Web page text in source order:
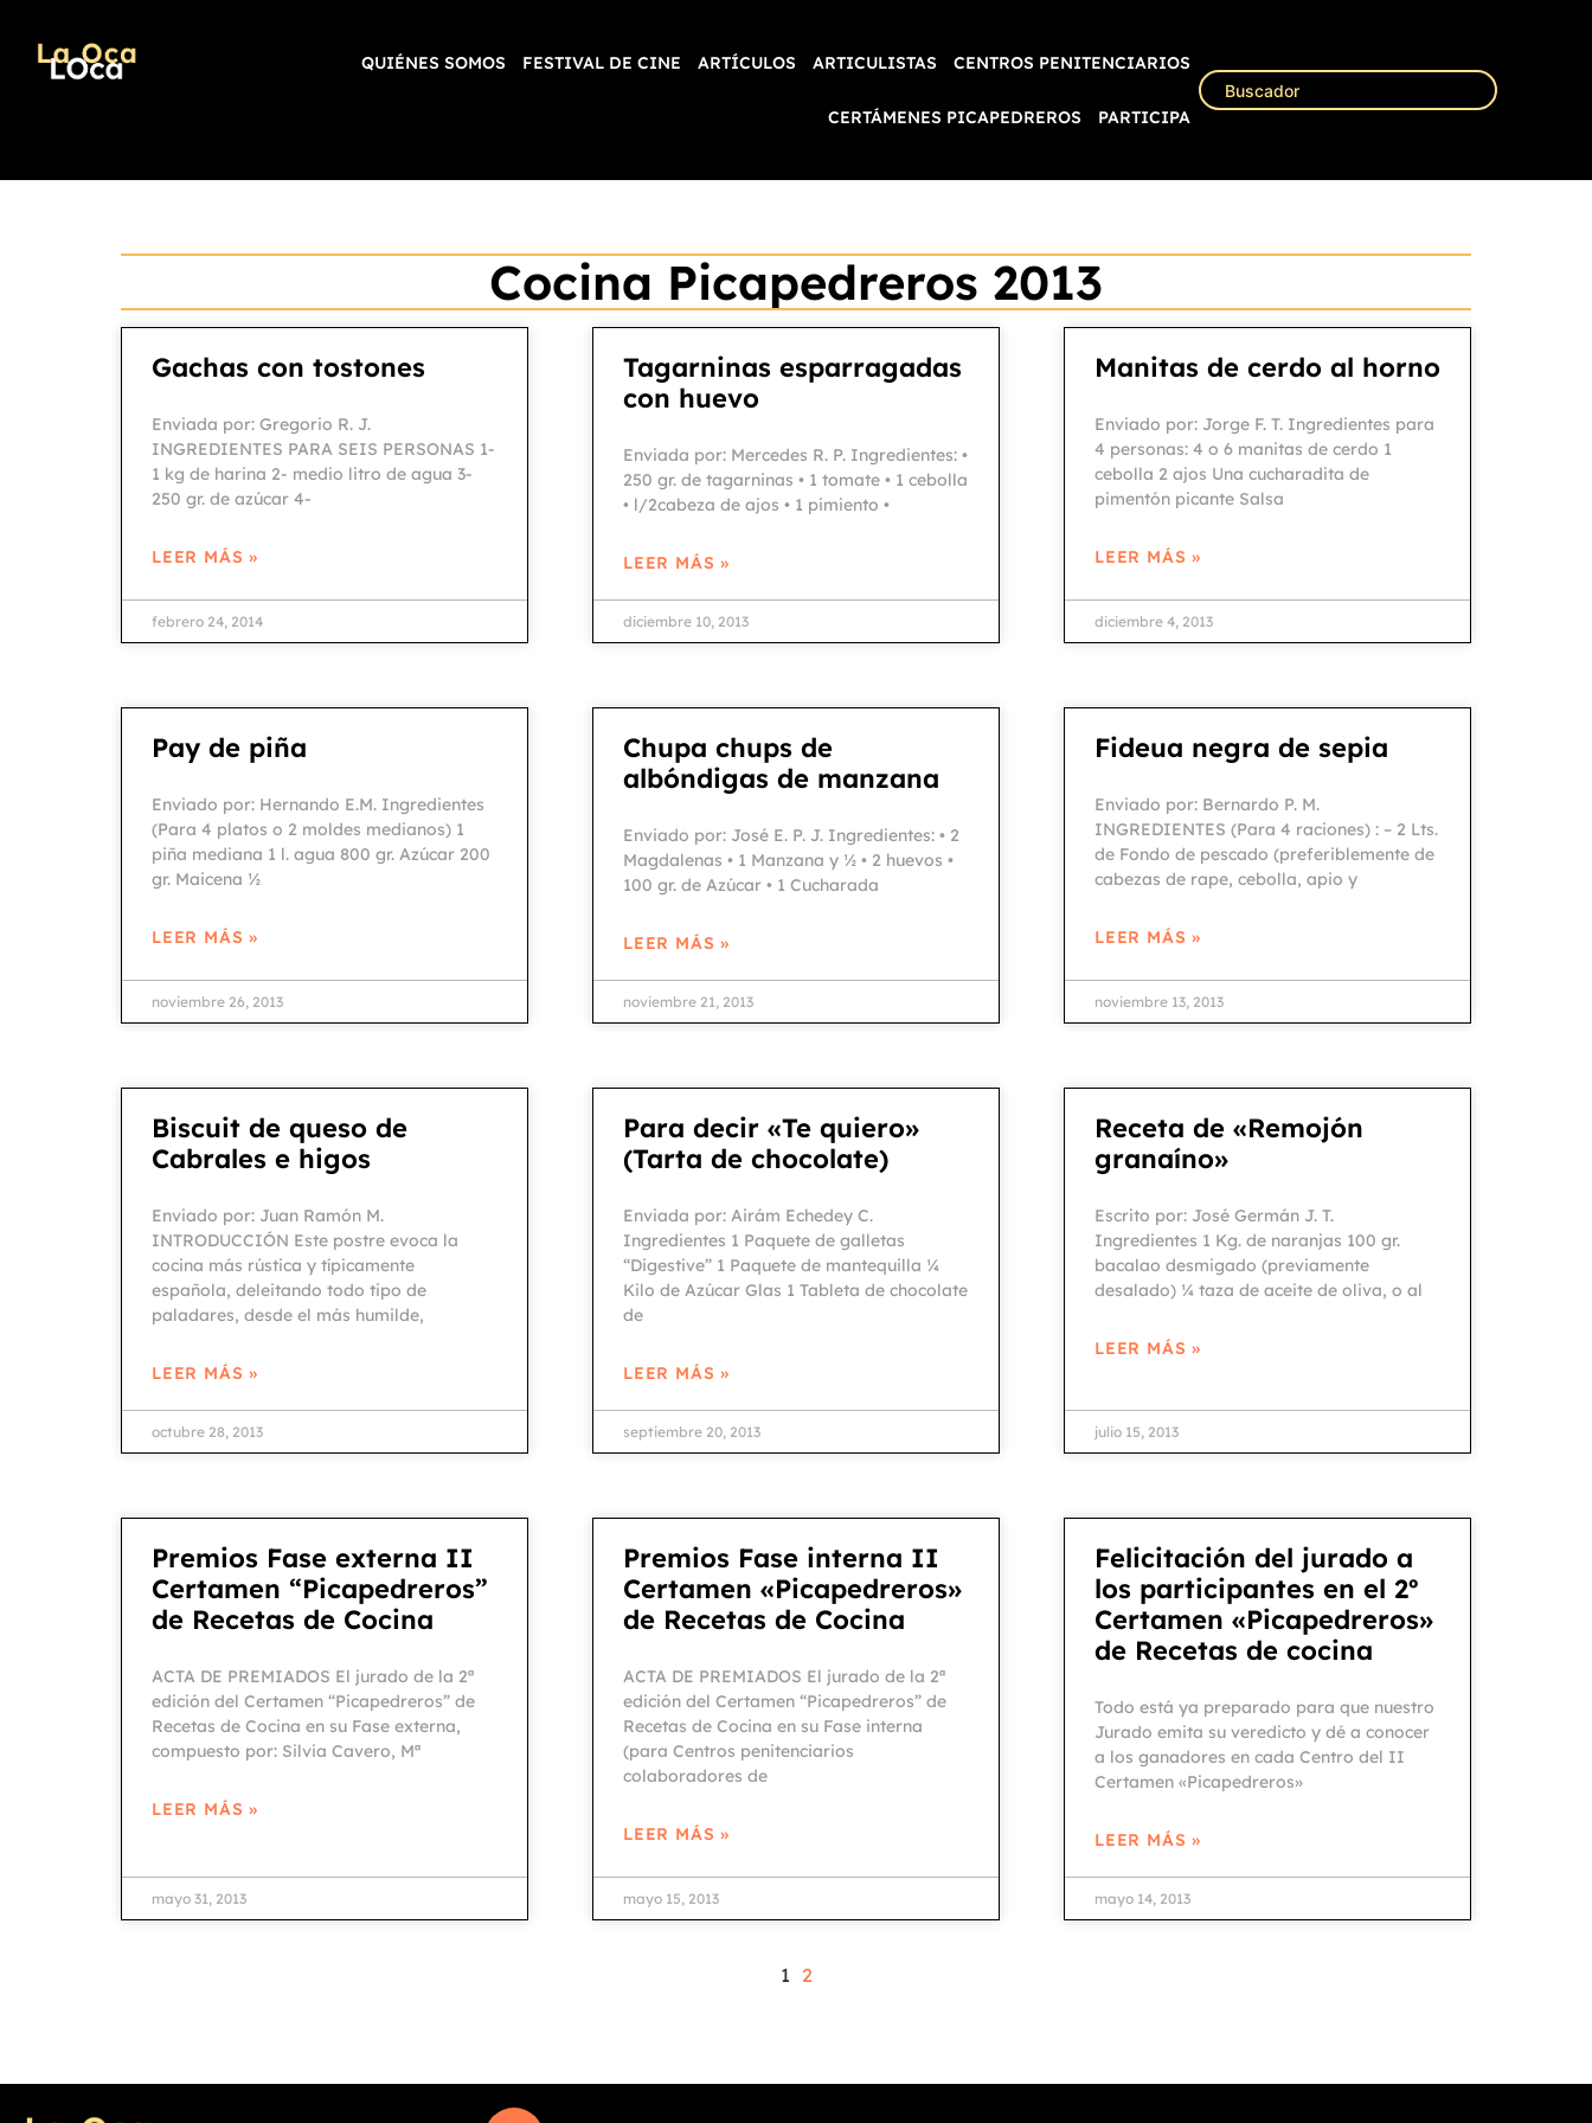
QUIÉNES SOMOS FESTIVAL DE CINE ARTÍCULOS ARTICULISTAS CENTROS PENITENCIARIOS
CERTÁMENES PICAPEDREROS PARTICIPA
Cocina Picapedreros 2013
Gachas con tostones
Enviada por: Gregorio R. J.
INGREDIENTES PARA SEIS PERSONAS 1-
1 kg de harina 2- medio litro de agua 3-
250 gr. de azúcar 4-
LEER MÁS »
febrero 24, 2014
Tagarninas esparragadas
con huevo
Enviada por: Mercedes R. P. Ingredientes: •
250 gr. de tagarninas • 1 tomate • 1 cebolla
• l/2cabeza de ajos • 1 pimiento •
LEER MÁS »
diciembre 10, 2013
Manitas de cerdo al horno
Enviado por: Jorge F. T. Ingredientes para
4 personas: 4 o 6 manitas de cerdo 1
cebolla 2 ajos Una cucharadita de
pimentón picante Salsa
LEER MÁS »
diciembre 4, 2013
Pay de piña
Enviado por: Hernando E.M. Ingredientes
(Para 4 platos o 2 moldes medianos) 1
piña mediana 1 l. agua 800 gr. Azúcar 200
gr. Maicena ½
LEER MÁS »
noviembre 26, 2013
Chupa chups de
albóndigas de manzana
Enviado por: José E. P. J. Ingredientes: • 2
Magdalenas • 1 Manzana y ½ • 2 huevos •
100 gr. de Azúcar • 1 Cucharada
LEER MÁS »
noviembre 21, 2013
Fideua negra de sepia
Enviado por: Bernardo P. M.
INGREDIENTES (Para 4 raciones) : – 2 Lts.
de Fondo de pescado (preferiblemente de
cabezas de rape, cebolla, apio y
LEER MÁS »
noviembre 13, 2013
Biscuit de queso de
Cabrales e higos
Enviado por: Juan Ramón M.
INTRODUCCIÓN Este postre evoca la
cocina más rústica y típicamente
española, deleitando todo tipo de
paladares, desde el más humilde,
LEER MÁS »
octubre 28, 2013
Para decir «Te quiero»
(Tarta de chocolate)
Enviada por: Airám Echedey C.
Ingredientes 1 Paquete de galletas
“Digestive” 1 Paquete de mantequilla ¼
Kilo de Azúcar Glas 1 Tableta de chocolate
de
LEER MÁS »
septiembre 20, 2013
Receta de «Remojón
granaíno»
Escrito por: José Germán J. T.
Ingredientes 1 Kg. de naranjas 100 gr.
bacalao desmigado (previamente
desalado) ¼ taza de aceite de oliva, o al
LEER MÁS »
julio 15, 2013
Premios Fase externa II
Certamen “Picapedreros”
de Recetas de Cocina
ACTA DE PREMIADOS El jurado de la 2ª
edición del Certamen “Picapedreros” de
Recetas de Cocina en su Fase externa,
compuesto por: Silvia Cavero, Mª
LEER MÁS »
mayo 31, 2013
Premios Fase interna II
Certamen «Picapedreros»
de Recetas de Cocina
ACTA DE PREMIADOS El jurado de la 2ª
edición del Certamen “Picapedreros” de
Recetas de Cocina en su Fase interna
(para Centros penitenciarios
colaboradores de
LEER MÁS »
mayo 15, 2013
Felicitación del jurado a
los participantes en el 2º
Certamen «Picapedreros»
de Recetas de cocina
Todo está ya preparado para que nuestro
Jurado emita su veredicto y dé a conocer
a los ganadores en cada Centro del II
Certamen «Picapedreros»
LEER MÁS »
mayo 14, 2013
1 2